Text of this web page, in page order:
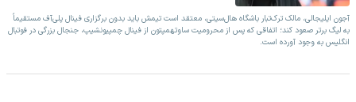
آجون ایلیجالی، مالک ترک‌تبار باشگاه هال‌سیتی، معتقد است تیمش باید بدون برگزاری فینال پلی‌آف مستقیماً
به لیگ برتر صعود کند؛ اتفاقی که پس از محرومیت ساوتهمپتون از فینال چمپیونشیپ، جنجال بزرگی در فوتبال
انگلیس به وجود آورده است.